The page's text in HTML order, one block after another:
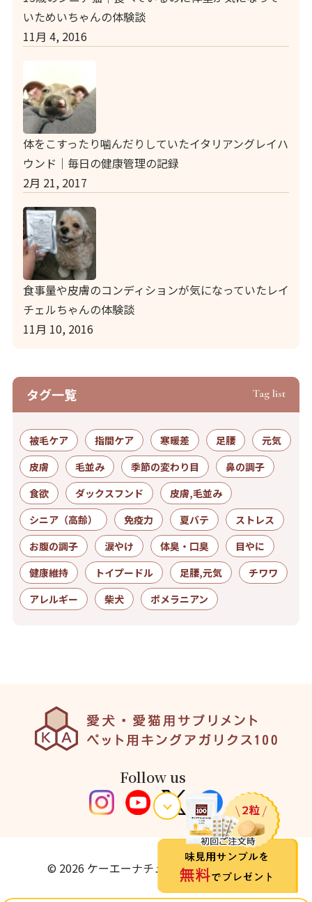
いためいちゃんの体験談
11月 4, 2016
体をこすったり噛んだりしていたイタリアングレイハ
ウンド｜毎日の健康管理の記録
2月 21, 2017
食事量や皮膚のコンディションが気になっていたレイ
チェルちゃんの体験談
11月 10, 2016
タグ⼀覧 Tag list
被毛ケア 指間ケア 寒暖差 足腰
元気
皮膚
毛並み 季節の変わり目
鼻の調子
食欲
ダックスフンド
皮膚,毛並み
シニア（高齢）
免疫力 夏バテ
ストレス
お腹の調子
涙やけ 体臭・口臭
目やに
健康維持
トイプードル 足腰,元気
チワワ
アレルギー
柴犬 ポメラニアン
Follow us
© 2026 ケーエーナチュラルフーズ株式会社